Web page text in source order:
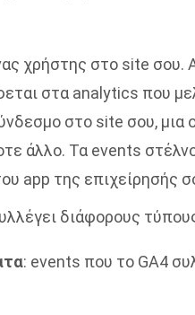
χρήστης στο site σου.
στα analytics που
στο site σου,
άλλο. Τα events
app της επιχείρησής
διάφορους
: events που το GA4